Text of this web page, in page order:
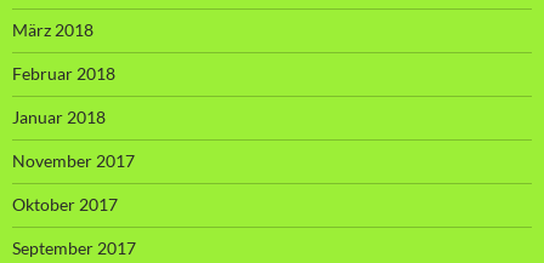
März 2018
Februar 2018
Januar 2018
November 2017
Oktober 2017
September 2017